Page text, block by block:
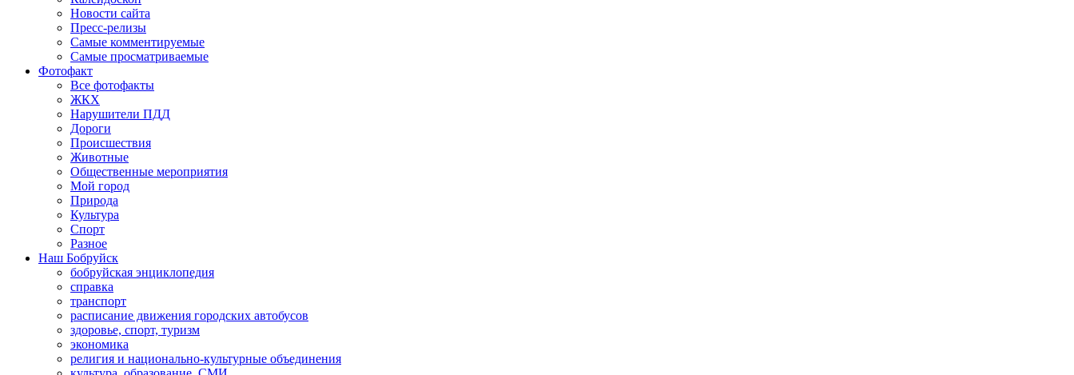
Новости сайта
Пресс-релизы
Самые комментируемые
Самые просматриваемые
Фотофакт
Все фотофакты
ЖКХ
Нарушители ПДД
Дороги
Происшествия
Животные
Общественные мероприятия
Мой город
Природа
Культура
Спорт
Разное
Наш Бобруйск
бобруйская энциклопедия
справка
транспорт
расписание движения городских автобусов
здоровье, спорт, туризм
экономика
религия и национально-культурные объединения